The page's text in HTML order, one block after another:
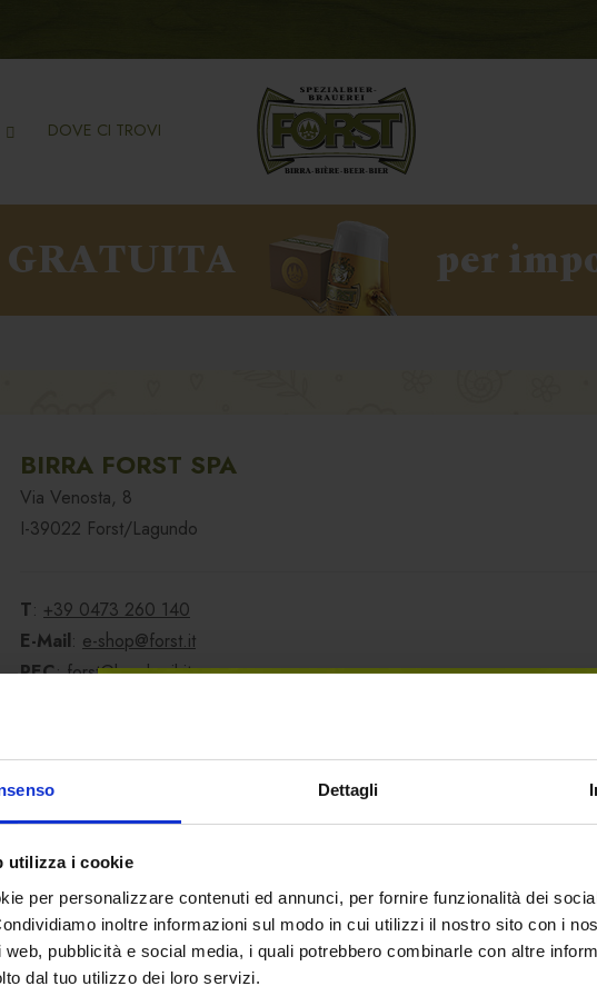
Dettagli
utilizza i cookie
per personalizzare contenuti ed annunci, per fornire funzionalità dei
inoltre informazioni sul modo in cui utilizzi il nostro sito con i
web, pubblicità e social media, i quali potrebbero combinarle con altre
dal tuo utilizzo dei loro servizi.
DOVE CI TROVI
per
BIRRA FORST SPA
Via Venosta, 8
I-39022 Forst/Lagundo
T: +39 0473 260 140
E-Mail: e-shop@forst.it
PEC:forst@legalmail.it
P.IVA: IT 00100500214
Registro Camera commercio BolzanoNr. 00100500214
Codice destinatario fattura elettronica
IBAN: IT 27 D 08112 58460 000300214001
BIC/Swift: RZSBIT21001